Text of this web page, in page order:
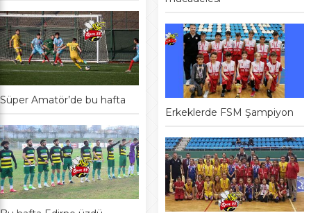
Süper Amatör’de bu hafta
Erkeklerde FSM Şampiyon